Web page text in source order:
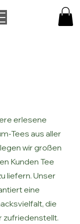
erlesene
Tees aus aller
wir großen
Kunden Tee
liefern. Unser
eine
die
zufriedenstellt.